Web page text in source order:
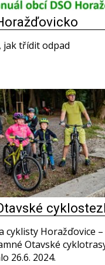
jak třídit odpad
cyklisty Horažďovice –
Otavské
26.6. 2024.